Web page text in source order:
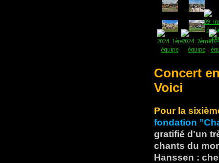
Concert
Voici
Pour la
fondation
gratifié d'un
chants du
Hanssen :